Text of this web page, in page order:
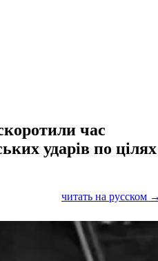
час
ударів по цілях
читать на русском